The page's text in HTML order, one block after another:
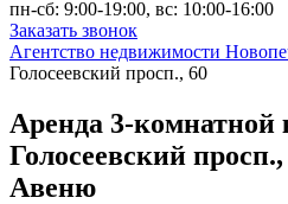
пн-сб: 9:00-19:00, вс: 10:00-16:00
Заказать звонок
Агентство недвижимости
Голосеевский просп., 60
Аренда 3-комнатной
Голосеевский
Авеню